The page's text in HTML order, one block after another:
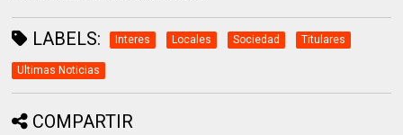
LABELS: Interes Locales Sociedad Titulares
Ultimas Noticias
COMPARTIR